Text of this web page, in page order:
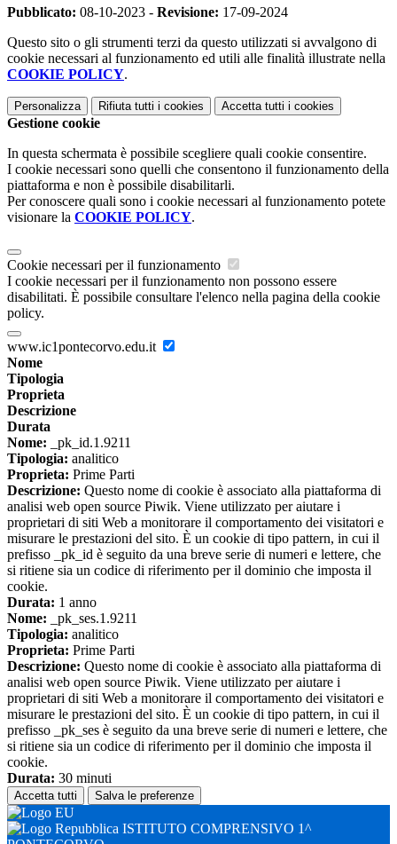
Pubblicato: 08-10-2023 - Revisione: 17-09-2024
Questo sito o gli strumenti terzi da questo utilizzati si avvalgono di
cookie necessari al funzionamento ed utili alle finalità illustrate nella
COOKIE POLICY.
Personalizza Rifiuta tutti i cookies Accetta tutti i cookies
Gestione cookie
In questa schermata è possibile scegliere quali cookie consentire.
I cookie necessari sono quelli che consentono il funzionamento della
piattaforma e non è possibile disabilitarli.
Per conoscere quali sono i cookie necessari al funzionamento potete
visionare la COOKIE POLICY.
Cookie necessari per il funzionamento
I cookie necessari per il funzionamento non possono essere
disabilitati. È possibile consultare l'elenco nella pagina della cookie
policy.
www.ic1pontecorvo.edu.it
Nome
Tipologia
Proprieta
Descrizione
Durata
Nome: _pk_id.1.9211
Tipologia: analitico
Proprieta: Prime Parti
Descrizione: Questo nome di cookie è associato alla piattaforma di
analisi web open source Piwik. Viene utilizzato per aiutare i
proprietari di siti Web a monitorare il comportamento dei visitatori e
misurare le prestazioni del sito. È un cookie di tipo pattern, in cui il
prefisso _pk_id è seguito da una breve serie di numeri e lettere, che
si ritiene sia un codice di riferimento per il dominio che imposta il
cookie.
Durata: 1 anno
Nome: _pk_ses.1.9211
Tipologia: analitico
Proprieta: Prime Parti
Descrizione: Questo nome di cookie è associato alla piattaforma di
analisi web open source Piwik. Viene utilizzato per aiutare i
proprietari di siti Web a monitorare il comportamento dei visitatori e
misurare le prestazioni del sito. È un cookie di tipo pattern, in cui il
prefisso _pk_ses è seguito da una breve serie di numeri e lettere, che
si ritiene sia un codice di riferimento per il dominio che imposta il
cookie.
Durata: 30 minuti
Accetta tutti Salva le preferenze
ISTITUTO COMPRENSIVO 1^